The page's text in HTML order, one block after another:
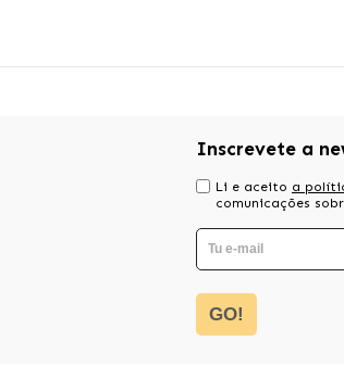
Inscrevete a
Li e aceito a
comunicações
GO!